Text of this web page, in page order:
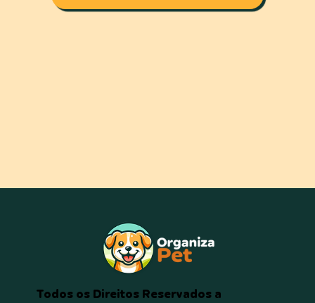
Todos os Direitos Reservados a